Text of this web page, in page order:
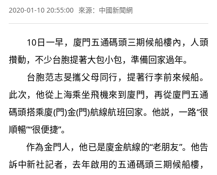
2020-01-10 20:55:00 來源：中國新聞網
10日一早，廈門五通碼頭三期候船樓內，人頭
攢動，不少台胞提著大包小包，準備回家過年。
台胞范志旻攜父母同行，提著行李前來候船。
此次，他從上海乘坐飛機來到廈門，再從廈門五通
碼頭搭乘廈(門)金(門)航線航班回家。他説，一路“很
順暢”“很便捷”。
作為金門人，他已是廈金航線的“老朋友”。他告
訴中新社記者，去年啟用的五通碼頭三期候船樓，